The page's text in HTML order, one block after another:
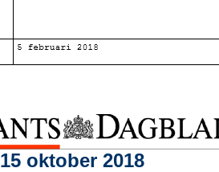
15 oktober 2018